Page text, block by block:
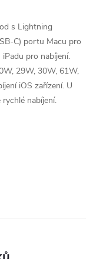
s Lightning
C) portu Macu pro
pro nabíjení.
29W, 30W, 61W,
iOS zařízení. U
nabíjení.